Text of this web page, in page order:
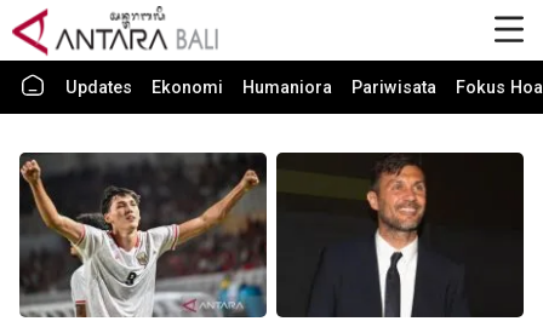
Updates Ekonomi Humaniora Pariwisata Fokus